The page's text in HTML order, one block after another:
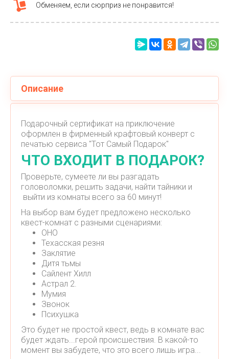
Обменяем, если сюрприз не понравится!
Описание
Подарочный сертификат на приключение
оформлен в фирменный крафтовый конверт с
печатью сервиса "Тот Самый Подарок"
ЧТО ВХОДИТ В ПОДАРОК?
Проверьте, сумеете ли вы разгадать
головоломки, решить задачи, найти тайники и
выйти из комнаты всего за 60 минут!
На выбор вам будет предложено несколько
квест-комнат с разными сценариями:
ОНО
Техасская резня
Заклятие
Дитя тьмы
Сайлент Хилл
Астрал 2.
Мумия
Звонок
Психушка
Это будет не простой квест, ведь в комнате вас
будет ждать...герой происшествия. В какой-то
момент вы забудете, что это всего лишь игра...